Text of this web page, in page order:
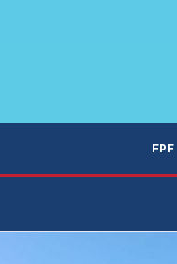
FPF